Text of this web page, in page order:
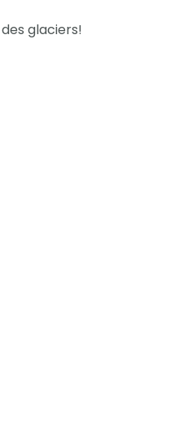
glaciers!